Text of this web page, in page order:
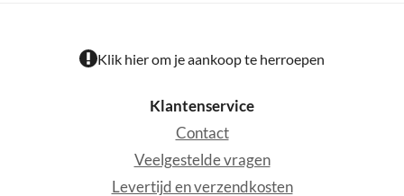
Klik hier om je aankoop te herroepen
Klantenservice
Contact
Veelgestelde vragen
Levertijd en verzendkosten